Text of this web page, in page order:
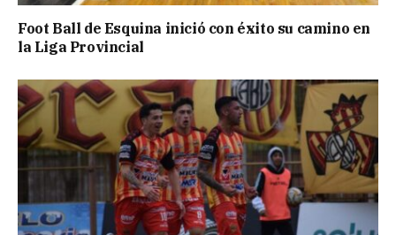
Foot Ball de Esquina inició con éxito su camino en
la Liga Provincial